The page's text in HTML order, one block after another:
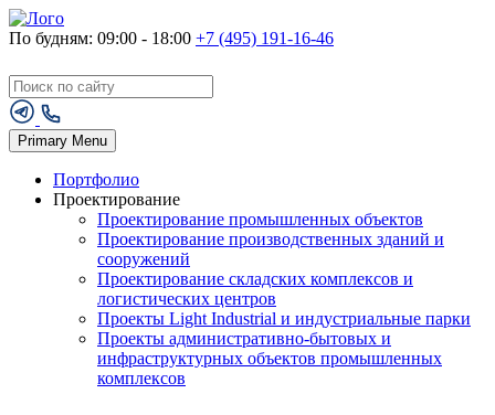
По будням: 09:00 - 18:00 +7 (495) 191-16-46
Primary Menu
Портфолио
Проектирование
Проектирование промышленных объектов
Проектирование производственных зданий и
сооружений
Проектирование складских комплексов и
логистических центров
Проекты Light Industrial и индустриальные парки
Проекты административно-бытовых и
инфраструктурных объектов промышленных
комплексов